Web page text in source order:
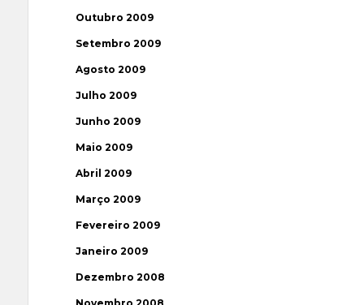
Outubro 2009
Setembro 2009
Agosto 2009
Julho 2009
Junho 2009
Maio 2009
Abril 2009
Março 2009
Fevereiro 2009
Janeiro 2009
Dezembro 2008